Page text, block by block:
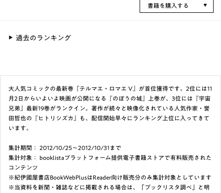
書籍を購入する
過去のランキング
大人気コミックの最新巻『テルマエ・ロマエ V』が首位獲得です。2位には11
月2日からいよいよ映画が公開になる『のぼうの城』上巻が、3位には『宇宙
兄弟』最新19巻がランクイン。著作が続々と映像化されている人気作家・誉
田哲也の『ヒトリシズカ』も、配信開始早々にランキング上位に入ってきて
います。
集計期間： 2012/10/25〜2012/10/31まで
集計対象： booklistaプラットフォーム提供電子書籍ストアで有料販売された
コンテンツ
※紀伊國屋書店BookWebPlusはReader向け販売分のみ集計対象としています
※当資料を新聞・雑誌などに掲載される場合は、「ブックリスタ調べ」と明